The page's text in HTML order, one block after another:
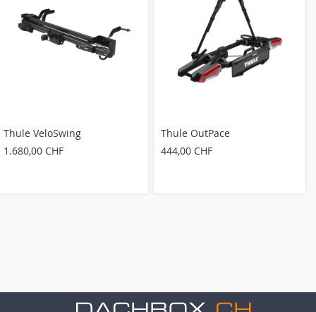
Thule VeloSwing
1.680,00 CHF
Thule OutPace
444,00 CHF